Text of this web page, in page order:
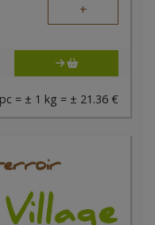
+
= ± 1 kg = ± 21.36 €